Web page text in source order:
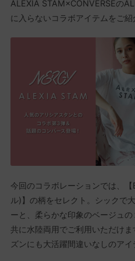
ALEXIA STAM×CONVERSEの
に入らないコラボアイテムをご
今回のコラボレーションでは、
ル)】の柄をセレクト。シックで
ーと、柔らかな印象のベージュ
共に水陸両用でご利用いただけ
ズンにも大活躍間違いなしのアイ